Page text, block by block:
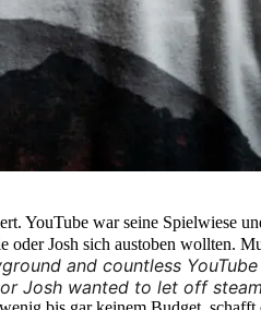
YouTube war seine Spielwiese
oder Josh sich austoben wollten.
and countless
Josh wanted to let off